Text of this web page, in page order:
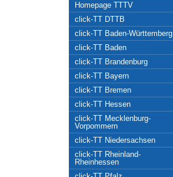
Homepage TTTV
click-TT DTTB
click-TT Baden-Württemberg
click-TT Baden
click-TT Brandenburg
click-TT Bayern
click-TT Bremen
click-TT Hessen
click-TT Mecklenburg-
Vorpommern
click-TT Niedersachsen
click-TT Rheinland-
Rheinhessen